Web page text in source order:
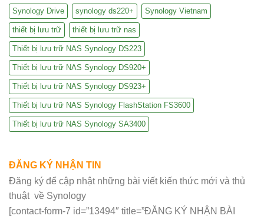
Synology Drive synology ds220+ Synology Vietnam
thiết bị lưu trữ thiết bị lưu trữ nas
Thiết bị lưu trữ NAS Synology DS223
Thiết bị lưu trữ NAS Synology DS920+
Thiết bị lưu trữ NAS Synology DS923+
Thiết bị lưu trữ NAS Synology FlashStation FS3600
Thiết bị lưu trữ NAS Synology SA3400
ĐĂNG KÝ NHẬN TIN
Đăng ký để cập nhật những bài viết kiến thức mới và thủ
thuật về Synology
[contact-form-7 id=”13494″ title=”ĐĂNG KÝ NHẬN BÀI